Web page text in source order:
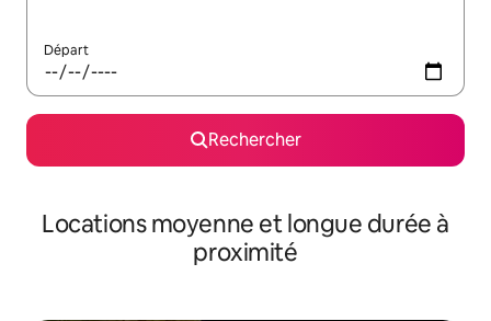
Départ
Rechercher
Locations moyenne et longue durée à
proximité